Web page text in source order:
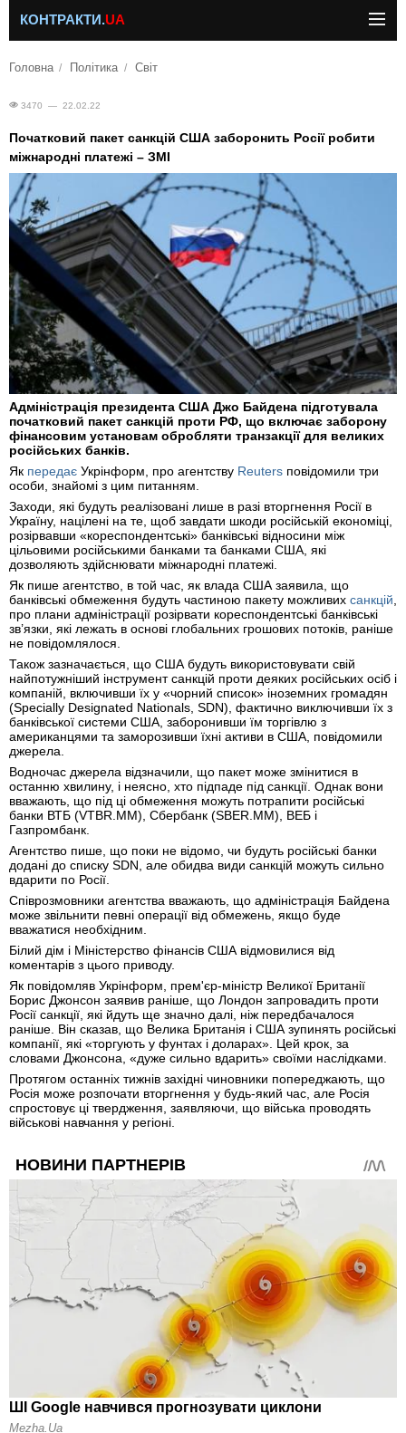
КОНТРАКТИ.UA
Головна Політика Світ
3470 — 22.02.22
Початковий пакет санкцій США заборонить Росії робити
міжнародні платежі – ЗМІ
Адміністрація президента США Джо Байдена підготувала
початковий пакет санкцій проти РФ, що включає заборону
фінансовим установам обробляти транзакції для великих
російських банків.
Як передає Укрінформ, про агентству Reuters повідомили три
особи, знайомі з цим питанням.
Заходи, які будуть реалізовані лише в разі вторгнення Росії в
Україну, націлені на те, щоб завдати шкоди російській економіці,
розірвавши «кореспондентські» банківські відносини між
цільовими російськими банками та банками США, які
дозволяють здійснювати міжнародні платежі.
Як пише агентство, в той час, як влада США заявила, що
банківські обмеження будуть частиною пакету можливих санкцій,
про плани адміністрації розірвати кореспондентські банківські
зв’язки, які лежать в основі глобальних грошових потоків, раніше
не повідомлялося.
Також зазначається, що США будуть використовувати свій
найпотужніший інструмент санкцій проти деяких російських осіб і
компаній, включивши їх у «чорний список» іноземних громадян
(Specially Designated Nationals, SDN), фактично виключивши їх з
банківської системи США, заборонивши їм торгівлю з
американцями та заморозивши їхні активи в США, повідомили
джерела.
Водночас джерела відзначили, що пакет може змінитися в
останню хвилину, і неясно, хто підпаде під санкції. Однак вони
вважають, що під ці обмеження можуть потрапити російські
банки ВТБ (VTBR.MM), Сбербанк (SBER.MM), ВЕБ і
Газпромбанк.
Агентство пише, що поки не відомо, чи будуть російські банки
додані до списку SDN, але обидва види санкцій можуть сильно
вдарити по Росії.
Співрозмовники агентства вважають, що адміністрація Байдена
може звільнити певні операції від обмежень, якщо буде
вважатися необхідним.
Білий дім і Міністерство фінансів США відмовилися від
коментарів з цього приводу.
Як повідомляв Укрінформ, прем'єр-міністр Великої Британії
Борис Джонсон заявив раніше, що Лондон запровадить проти
Росії санкції, які йдуть ще значно далі, ніж передбачалося
раніше. Він сказав, що Велика Британія і США зупинять російські
компанії, які «торгують у фунтах і доларах». Цей крок, за
словами Джонсона, «дуже сильно вдарить» своїми наслідками.
Протягом останніх тижнів західні чиновники попереджають, що
Росія може розпочати вторгнення у будь-який час, але Росія
спростовує ці твердження, заявляючи, що війська проводять
військові навчання у регіоні.